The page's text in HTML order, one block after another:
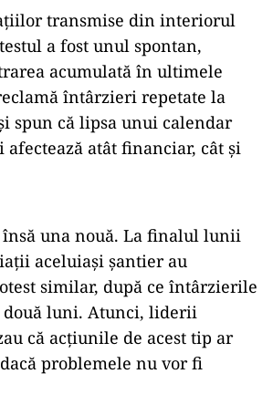
transmise din interiorul
a fost unul spontan,
acumulată în ultimele
întârzieri repetate la
spun că lipsa unui calendar
atât financiar, cât și
însă una nouă. La finalul lunii
aceluiași șantier au
similar, după ce întârzierile
două luni. Atunci, liderii
că acțiunile de acest tip ar
problemele nu vor fi